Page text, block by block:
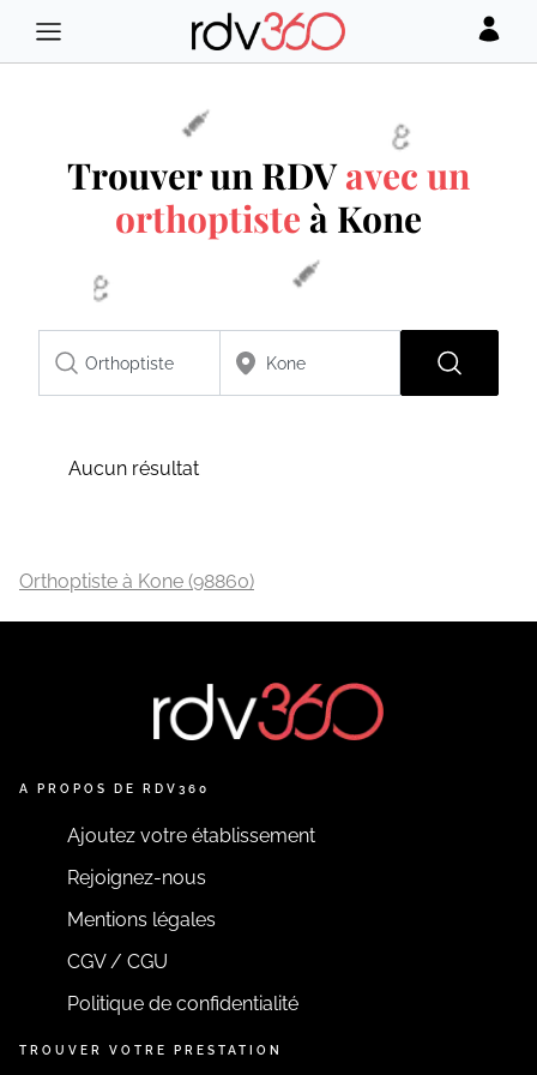
Trouver un RDVavec un
orthoptiste à Kone
Aucun résultat
Orthoptiste à Kone (98860)
A PROPOS DE RDV360
Ajoutez votre établissement
Rejoignez-nous
Mentions légales
CGV / CGU
Politique de confidentialité
TROUVER VOTRE PRESTATION